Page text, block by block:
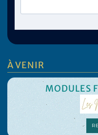
À VENIR
FDAF 2026-2027
READ MORE